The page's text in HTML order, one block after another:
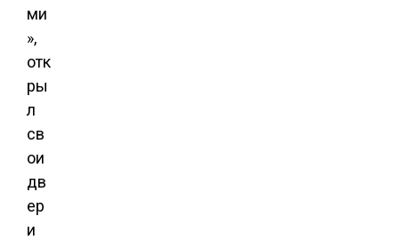
ми
»,
отк
ры
л
св
ои
дв
ер
и